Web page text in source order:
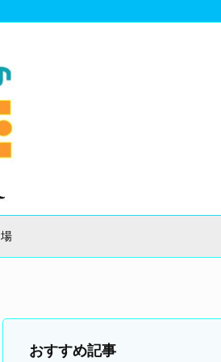
おすすめ記事